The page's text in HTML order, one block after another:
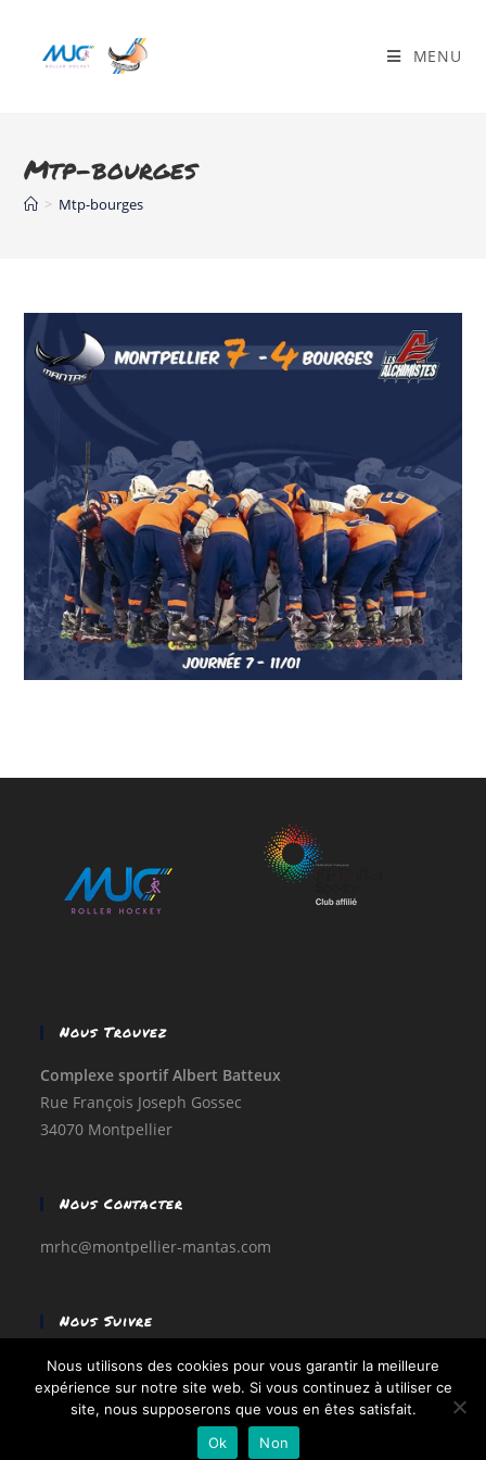
MENU
Mtp-bourges
> Mtp-bourges
Nous Trouvez
Complexe sportif Albert Batteux
Rue François Joseph Gossec
34070 Montpellier
Nous Contacter
mrhc@montpellier-mantas.com
Nous Suivre
Facebook
Copyright - MRHC
Nous utilisons des cookies pour vous garantir la meilleure
expérience sur notre site web. Si vous continuez à utiliser ce
site, nous supposerons que vous en êtes satisfait.
Ok
Non